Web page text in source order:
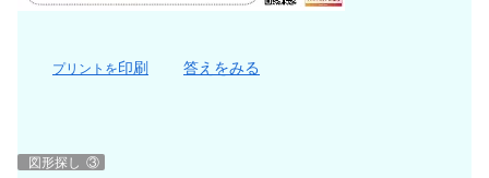
プリントを印刷 答えをみる
図形探し ③